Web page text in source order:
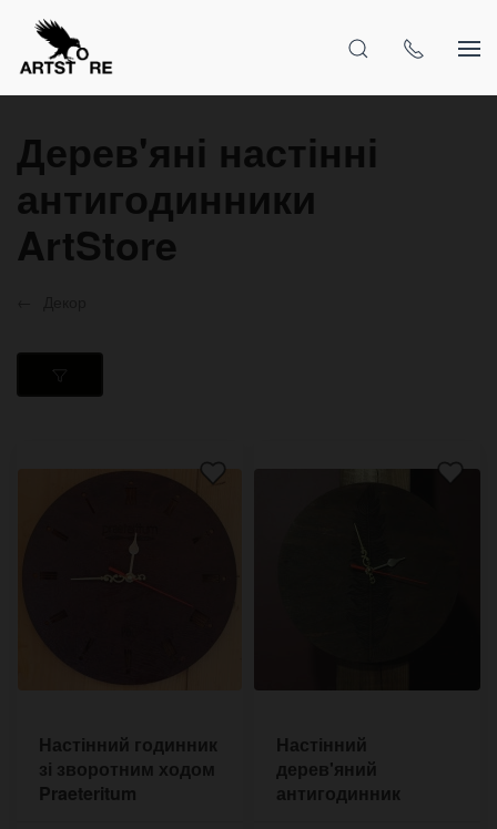
Дерев'яні настінні
антигодинники
ArtStore
Настінний годинник
зі зворотним ходом
Praeteritum
Настінний
дерев'яний
антигодинник